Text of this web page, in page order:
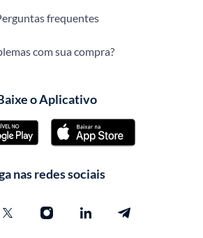
frequentes
com sua compra?
o Aplicativo
nas redes sociais